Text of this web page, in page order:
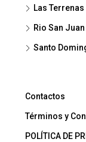
Las Terrenas
Rio San Juan
Santo
Contactos
Términos y
POLÍTICA DE